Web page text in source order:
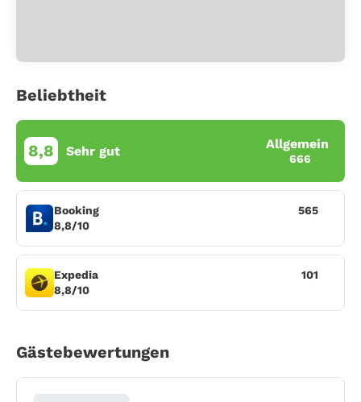
Beliebtheit
8,8 Sehr gut Allgemein
666
Booking
8,8/10
565
Expedia
8,8/10
101
Gästebewertungen